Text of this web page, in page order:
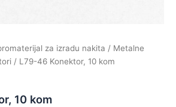
za izradu nakita / Metalne
/ L79-46 Konektor, 10 kom
10 kom